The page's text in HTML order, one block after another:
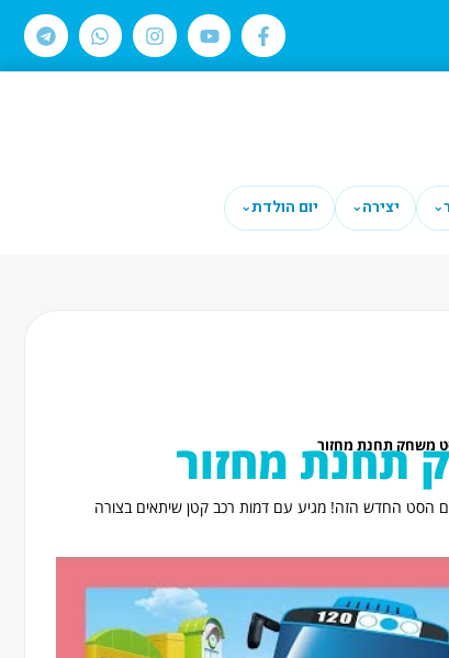
⌄ יצירה⌄ יום הולדת⌄
משחק תחנת מחזור
תחנת מחזור
הסט החדש הזה! מגיע עם דמות רכב קטן שיתאים בצורה